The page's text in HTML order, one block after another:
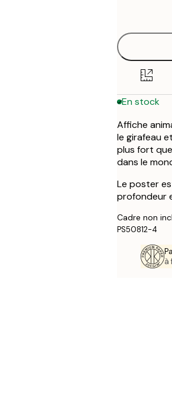
En stock
Affiche
le girafeau
plus fort
dans le
Le poster
profondeur
Cadre non
PS50812-4
à